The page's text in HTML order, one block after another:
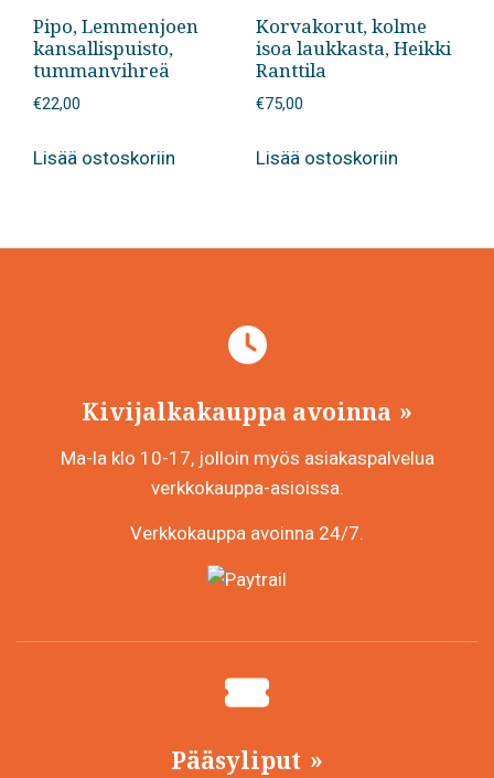
Pipo, Lemmenjoen
kansallispuisto,
tummanvihreä
€22,00
Lisää ostoskoriin
Korvakorut, kolme
isoa laukkasta, Heikki
Ranttila
€75,00
Lisää ostoskoriin
Kivijalkakauppa avoinna
Ma-la klo 10-17, jolloin myös asiakaspalvelua
verkkokauppa-asioissa.
Verkkokauppa avoinna 24/7.
Pääsyliput